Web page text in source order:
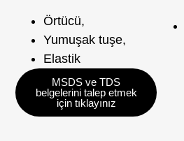
Örtücü,
Yumuşak tuşe,
Elastik
MSDS ve TDS
belgelerini talep etmek
için tıklayınız